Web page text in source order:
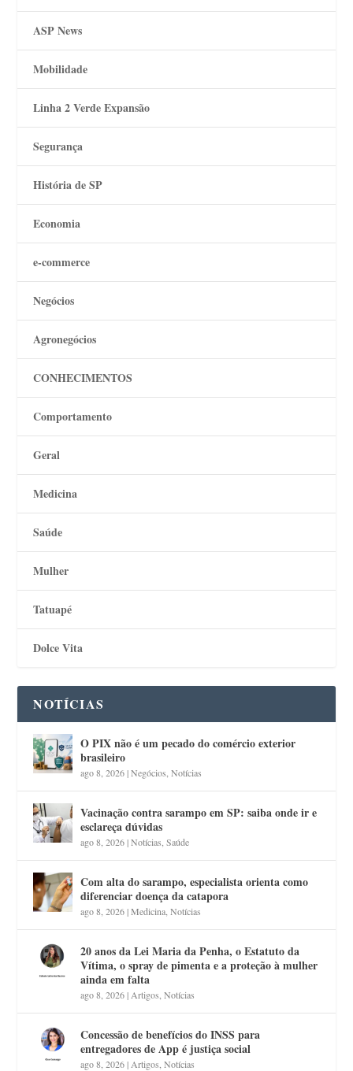
ASP News
Mobilidade
Linha 2 Verde Expansão
Segurança
História de SP
Economia
e-commerce
Negócios
Agronegócios
CONHECIMENTOS
Comportamento
Geral
Medicina
Saúde
Mulher
Tatuapé
Dolce Vita
NOTÍCIAS
O PIX não é um pecado do comércio exterior
brasileiro
ago 8, 2026|Negócios ,Notícias
Vacinação contra sarampo em SP: saiba onde ir e
esclareça dúvidas
ago 8, 2026|Notícias ,Saúde
Com alta do sarampo, especialista orienta como
diferenciar doença da catapora
ago 8, 2026|Medicina ,Notícias
20 anos da Lei Maria da Penha, o Estatuto da
Vítima, o spray de pimenta e a proteção à mulher
ainda em falta
ago 8, 2026| Artigos ,Notícias
Concessão de benefícios do INSS para
entregadores de App é justiça social
ago 8, 2026| Artigos ,Notícias